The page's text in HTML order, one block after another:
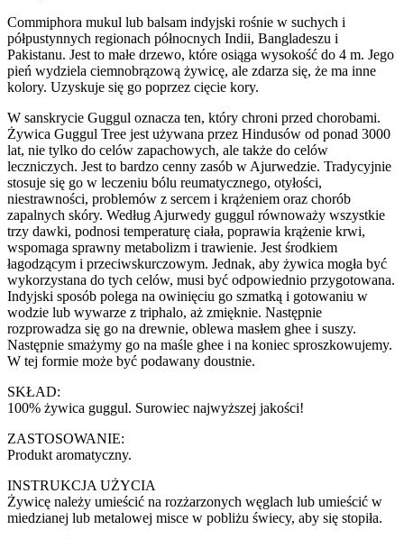
Commiphora mukul lub balsam indyjski rośnie w suchych i
półpustynnych regionach północnych Indii, Bangladeszu i
Pakistanu. Jest to małe drzewo, które osiąga wysokość do 4 m. Jego
pień wydziela ciemnobrązową żywicę, ale zdarza się, że ma inne
kolory. Uzyskuje się go poprzez cięcie kory.
W sanskrycie Guggul oznacza ten, który chroni przed chorobami.
Żywica Guggul Tree jest używana przez Hindusów od ponad 3000
lat, nie tylko do celów zapachowych, ale także do celów
leczniczych. Jest to bardzo cenny zasób w Ajurwedzie. Tradycyjnie
stosuje się go w leczeniu bólu reumatycznego, otyłości,
niestrawności, problemów z sercem i krążeniem oraz chorób
zapalnych skóry. Według Ajurwedy guggul równoważy wszystkie
trzy dawki, podnosi temperaturę ciała, poprawia krążenie krwi,
wspomaga sprawny metabolizm i trawienie. Jest środkiem
łagodzącym i przeciwskurczowym. Jednak, aby żywica mogła być
wykorzystana do tych celów, musi być odpowiednio przygotowana.
Indyjski sposób polega na owinięciu go szmatką i gotowaniu w
wodzie lub wywarze z triphalo, aż zmięknie. Następnie
rozprowadza się go na drewnie, oblewa masłem ghee i suszy.
Następnie smażymy go na maśle ghee i na koniec sproszkowujemy.
W tej formie może być podawany doustnie.
SKŁAD:
100% żywica guggul. Surowiec najwyższej jakości!
ZASTOSOWANIE:
Produkt aromatyczny.
INSTRUKCJA UŻYCIA
Żywicę należy umieścić na rozżarzonych węglach lub umieścić w
miedzianej lub metalowej misce w pobliżu świecy, aby się stopiła.